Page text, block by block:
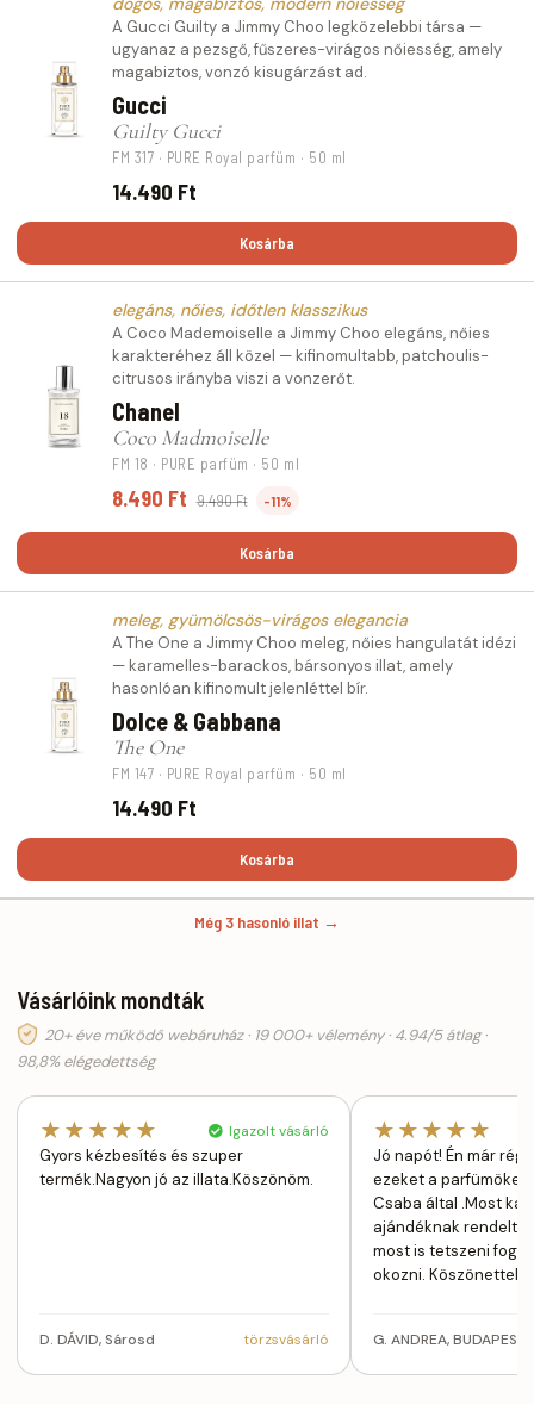
A Gucci Guilty a Jimmy Choo legközelebbi társa —
ugyanaz a pezsgő, fűszeres-virágos nőiesség, amely
magabiztos, vonzó kisugárzást ad.
Gucci
Guilty Gucci
FM 317 · PURE Royal parfüm · 50 ml
14.490 Ft
Kosárba
elegáns, nőies, időtlen klasszikus
A Coco Mademoiselle a Jimmy Choo elegáns, nőies
karakteréhez áll közel — kifinomultabb, patchoulis-
citrusos irányba viszi a vonzerőt.
Chanel
Coco Madmoiselle
FM 18 · PURE parfüm · 50 ml
8.490 Ft 9.490 Ft -11%
Kosárba
meleg, gyümölcsös-virágos elegancia
A The One a Jimmy Choo meleg, nőies hangulatát idézi
— karamelles-barackos, bársonyos illat, amely
hasonlóan kifinomult jelenléttel bír.
Dolce & Gabbana
The One
FM 147 · PURE Royal parfüm · 50 ml
14.490 Ft
Kosárba
Még 3 hasonló illat →
Vásárlóink mondták
20+ éve működő webáruház · 19 000+ vélemény · 4.94/5 átlag ·
98,8% elégedettség
★★★★★ Igazolt vásárló
Gyors kézbesítés és szuper
termék.Nagyon jó az illata.Köszönöm.
D. DÁVID, Sárosd törzsvásárló
★★★★★
Jó napót! Én már
ezeket a parfümöket
Csaba által .Most
ajándéknak
most is tetszeni fog
okozni. Köszönettel
G. ANDREA, BUDAPEST